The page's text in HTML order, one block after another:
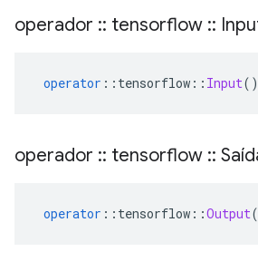
operador :: tensorflow ::
operator :: tensorflow :: Input()
operador :: tensorflow ::
operator :: tensorflow ::Output